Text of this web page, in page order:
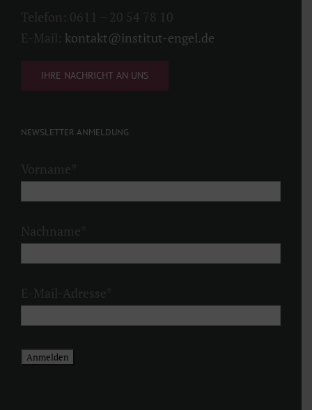
Telefon: 0611 – 20 54 78 10
E-Mail: kontakt@institut-engel.de
IHRE NACHRICHT AN UNS
NEWSLETTER ANMELDUNG
Vorname
Nachname
E-Mail-Adresse